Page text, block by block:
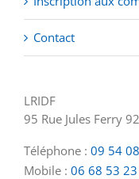
Contact
LRIDF
95 Rue Jules Ferry
Téléphone : 09 54
Mobile : 06 68 53